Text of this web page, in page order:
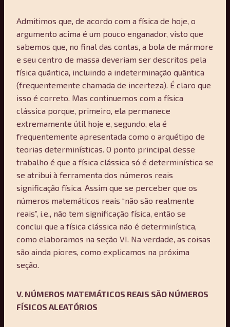
Admitimos que, de acordo com a física de hoje, o
argumento acima é um pouco enganador, visto que
sabemos que, no final das contas, a bola de mármore
e seu centro de massa deveriam ser descritos pela
física quântica, incluindo a indeterminação quântica
(frequentemente chamada de incerteza). É claro que
isso é correto. Mas continuemos com a física
clássica porque, primeiro, ela permanece
extremamente útil hoje e, segundo, ela é
frequentemente apresentada como o arquétipo de
teorias determinísticas. O ponto principal desse
trabalho é que a física clássica só é determinística se
se atribui à ferramenta dos números reais
significação física. Assim que se perceber que os
números matemáticos reais “não são realmente
reais”, i.e., não tem significação física, então se
conclui que a física clássica não é determinística,
como elaboramos na seção VI. Na verdade, as coisas
são ainda piores, como explicamos na próxima
seção.
V. NÚMEROS MATEMÁTICOS REAIS SÃO NÚMEROS
FÍSICOS ALEATÓRIOS